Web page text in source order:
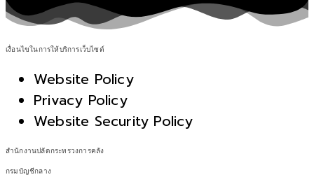
เงื่อนไขในการให้บริการเว็บไซต์
Website Policy
Privacy Policy
Website Security Policy
สำนักงานปลัดกระทรวงการคลัง
กรมบัญชีกลาง